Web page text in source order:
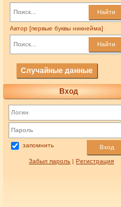
Найти
Автор [первые буквы никнейма]
Найти
Случайные данные
Вход
запомнить Вход
Забыл пароль |Регистрация